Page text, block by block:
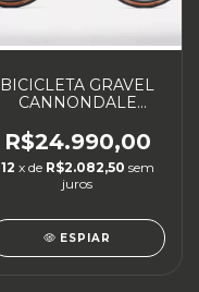
BICICLETA GRAVEL
CANNONDALE
R$24.990,00
12 x de R$2.082,50 sem
juros
ESPIAR